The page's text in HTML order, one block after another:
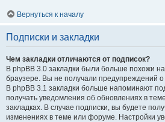
Вернуться к началу
Подписки и закладки
Чем закладки отличаются от подписок?
В phpBB 3.0 закладки были больше похожи
браузере. Вы не получали предупреждений
В phpBB 3.1 закладки больше напоминают
получать уведомления об обновлениях в
закладках. В случае подписки, вы будете
изменениях в теме или форуме. Настройки